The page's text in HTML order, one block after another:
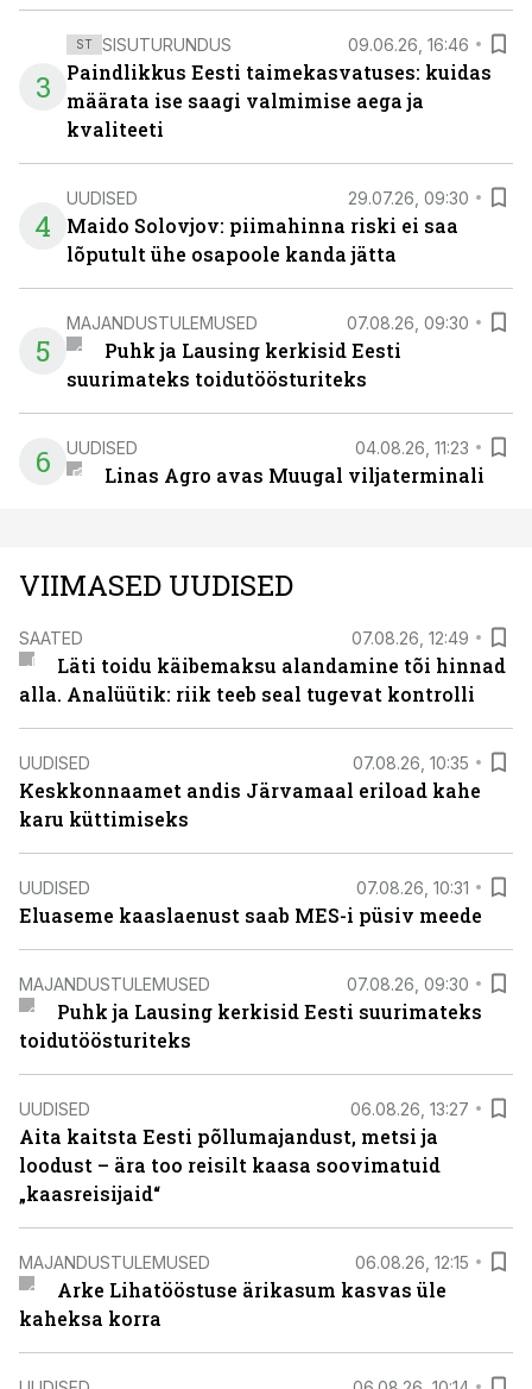
3
ST SISUTURUNDUS 09.06.26, 16:46
Paindlikkus Eesti taimekasvatuses: kuidas
määrata ise saagi valmimise aega ja
kvaliteeti
4
UUDISED 29.07.26, 09:30
Maido Solovjov: piimahinna riski ei saa
lõputult ühe osapoole kanda jätta
5
MAJANDUSTULEMUSED 07.08.26, 09:30
Puhk ja Lausing kerkisid Eesti
suurimateks toidutöösturiteks
6 UUDISED 04.08.26, 11:23
Linas Agro avas Muugal viljaterminali
VIIMASED UUDISED
SAATED 07.08.26, 12:49
Läti toidu käibemaksu alandamine tõi hinnad
alla. Analüütik: riik teeb seal tugevat kontrolli
UUDISED 07.08.26, 10:35
Keskkonnaamet andis Järvamaal eriload kahe
karu küttimiseks
UUDISED 07.08.26, 10:31
Eluaseme kaaslaenust saab MES-i püsiv meede
MAJANDUSTULEMUSED 07.08.26, 09:30
Puhk ja Lausing kerkisid Eesti suurimateks
toidutöösturiteks
UUDISED 06.08.26, 13:27
Aita kaitsta Eesti põllumajandust, metsi ja
loodust – ära too reisilt kaasa soovimatuid
„kaasreisijaid“
MAJANDUSTULEMUSED 06.08.26, 12:15
Arke Lihatööstuse ärikasum kasvas üle
kaheksa korra